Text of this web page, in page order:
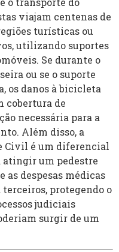
viajam centenas de
turísticas ou
utilizando suportes
Se durante o
ou se o suporte
os danos à bicicleta
cobertura de
necessária para a
Além disso, a
Civil é um diferencial
atingir um pedestre
as despesas médicas
terceiros, protegendo o
judiciais
surgir de um